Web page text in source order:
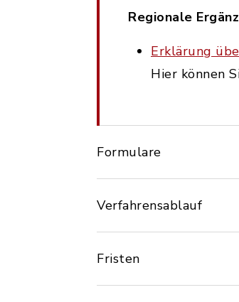
Regionale
Erklärung
Hier können
Formulare
Verfahrensablauf
Fristen